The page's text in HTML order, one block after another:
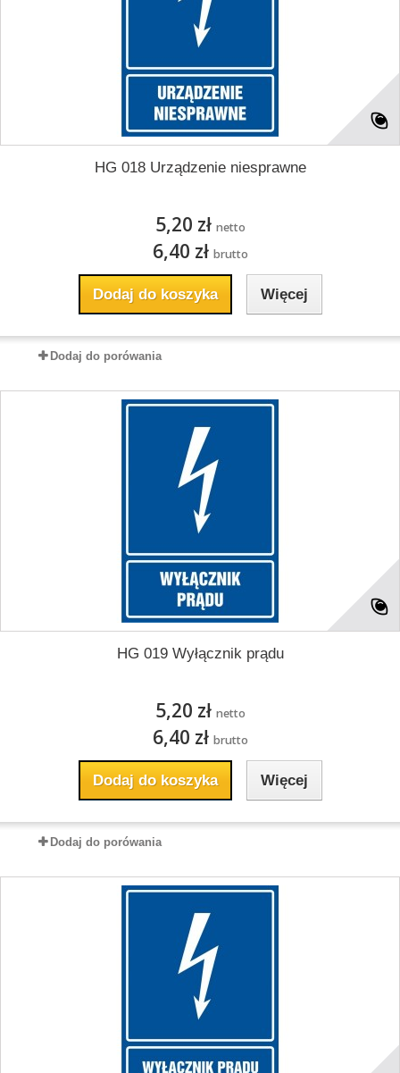
HG 018 Urządzenie niesprawne
5,20 zł netto
6,40 zł brutto
Dodaj do koszyka Więcej
Dodaj do porówania
HG 019 Wyłącznik prądu
5,20 zł netto
6,40 zł brutto
Dodaj do koszyka Więcej
Dodaj do porówania